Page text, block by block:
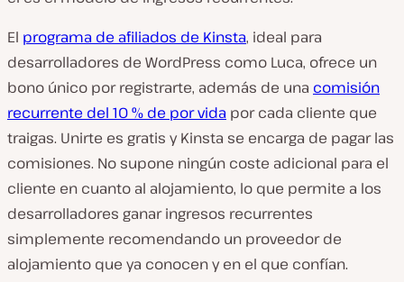
El programa de afiliados de Kinsta, ideal para
desarrolladores de WordPress como Luca, ofrece un
bono único por registrarte, además de una comisión
recurrente del 10 % de por vida por cada cliente que
traigas. Unirte es gratis y Kinsta se encarga de pagar las
comisiones. No supone ningún coste adicional para el
cliente en cuanto al alojamiento, lo que permite a los
desarrolladores ganar ingresos recurrentes
simplemente recomendando un proveedor de
alojamiento que ya conocen y en el que confían.